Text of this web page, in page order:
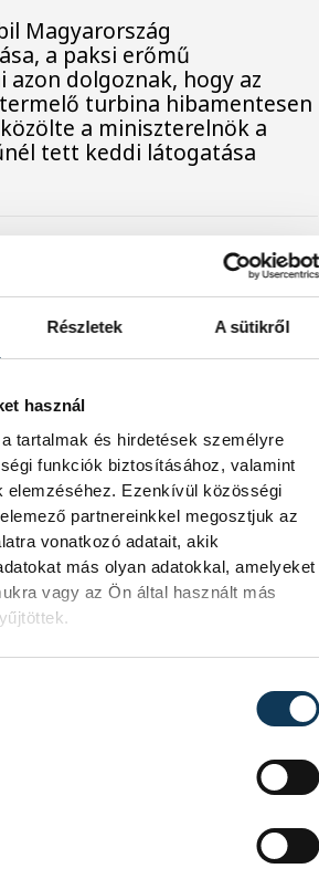
Részletek A sütikről
használ
tartalmak és hirdetések személyre
funkciók biztosításához, valamint
elemzéséhez. Ezenkívül közösségi
partnereinkkel megosztjuk az
vonatkozó adatait, akik
más olyan adatokkal, amelyeket
vagy az Ön által használt más
Magyarország
a paksi erőmű
azon dolgoznak, hogy az
turbina hibamentesen
a miniszterelnök a
tett keddi látogatása
fedezik fel a
világát a
gyerekek
várja a gyerekeket a
Labsben. Videónkban
a központ vezetője
teszik izgalmassá a
megismerését.
12-én
és
is vár ránk
csillagászati napján,
de ugyanezen a
napfogyatkozást is meg